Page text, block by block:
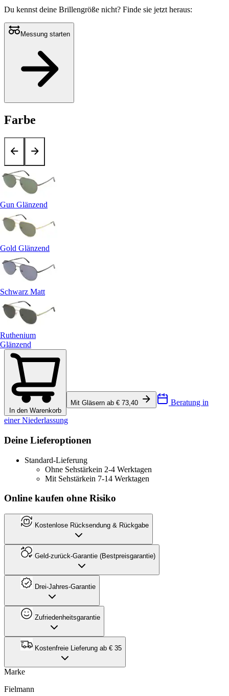
Du kennst deine Brillengröße nicht? Finde sie jetzt heraus:
Messung starten
Farbe
Gun Glänzend
Gold Glänzend
Schwarz Matt
Ruthenium
Glänzend
In den Warenkorb
Mit Gläsern ab € 73,40 Beratung in
einer Niederlassung
Deine Lieferoptionen
Standard-Lieferung
Ohne Sehstärkein 2-4 Werktagen
Mit Sehstärkein 7-14 Werktagen
Online kaufen ohne Risiko
Kostenlose Rücksendung & Rückgabe
Geld-zurück-Garantie (Bestpreisgarantie)
Drei-Jahres-Garantie
Zufriedenheitsgarantie
Kostenfreie Lieferung ab € 35
Marke
Fielmann